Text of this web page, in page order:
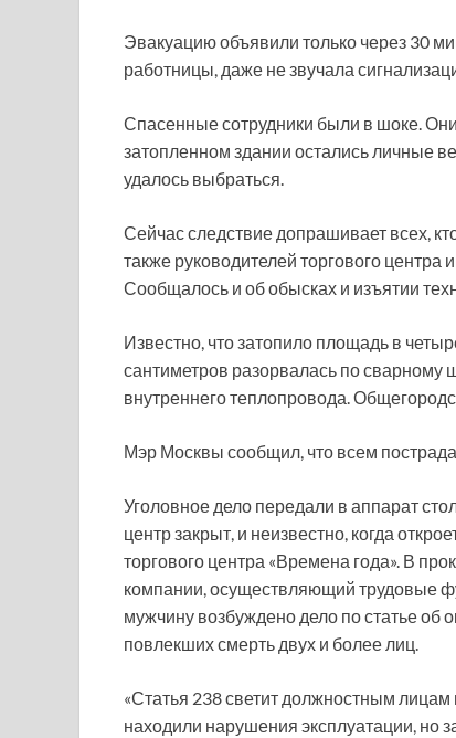
Эвакуацию объявили только через 30
работницы, даже не звучала
Спасенные сотрудники были в шоке.
затопленном здании остались личные
удалось выбраться.
Сейчас следствие допрашивает всех,
также руководителей торгового центра
Сообщалось и об обысках и изъятии
Известно, что затопило площадь в
сантиметров разорвалась по
внутреннего теплопровода.
Мэр Москвы сообщил, что всем
Уголовное дело передали в аппарат
центр закрыт, и неизвестно, когда
торгового центра «Времена года». В
компании, осуществляющий трудовые
мужчину возбуждено дело по статье об
повлекших смерть двух и более лиц.
«Статья 238 светит должностным
находили нарушения эксплуатации, но